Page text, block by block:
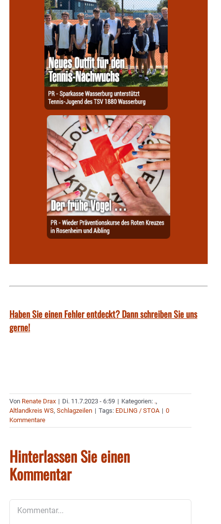
Haben Sie einen Fehler entdeckt? Dann schreiben Sie uns
gerne!
Von Renate Drax | Di. 11.7.2023 - 6:59 | Kategorien: .,
Altlandkreis WS, Schlagzeilen | Tags: EDLING / STOA | 0
Kommentare
Hinterlassen Sie einen
Kommentar